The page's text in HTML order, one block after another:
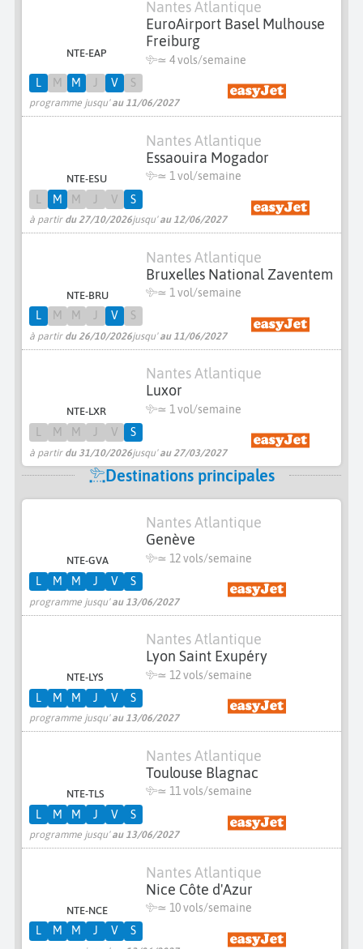
NTE-EAP
Nantes Atlantique
EuroAirport Basel Mulhouse
Freiburg
≃ 4 vols/semaine
programme jusqu'au 11/06/2027
L M M V S
NTE-ESU
Nantes Atlantique
Essaouira Mogador
≃ 1 vol/semaine
à partir du 27/10/2026jusqu'au 12/06/2027
M M V S
NTE-BRU
Nantes Atlantique
Bruxelles National Zaventem
≃ 1 vol/semaine
à partir du 26/10/2026jusqu'au 11/06/2027
L M M J V S
NTE-LXR
Nantes Atlantique
Luxor
≃ 1 vol/semaine
à partir du 31/10/2026jusqu'au 27/03/2027
M M V S
Destinations principales
NTE-GVA
Nantes Atlantique
Genève
≃ 12 vols/semaine
programme jusqu'au 13/06/2027
L M M J V S
NTE-LYS
Nantes Atlantique
Lyon Saint Exupéry
≃ 12 vols/semaine
programme jusqu'au 13/06/2027
L M M J V S
NTE-TLS
Nantes Atlantique
Toulouse Blagnac
≃ 11 vols/semaine
programme jusqu'au 13/06/2027
L M M J V S
NTE-NCE
Nantes Atlantique
Nice Côte d'Azur
≃ 10 vols/semaine
L M M J V S